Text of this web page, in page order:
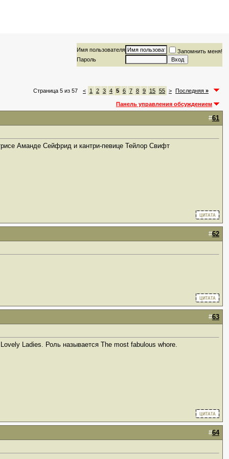
Имя пользователя
Запомнить меня!
Пароль
Страница 5 из 57 < 1 2 3 4 5 6 7 8 9 15 55 > Последняя »
Панель управления обсуждением
#61
Аманде Сейфрид и кантри-певице Тейлор Свифт
#62
#63
Ladies. Роль называется The most fabulous whore.
#64